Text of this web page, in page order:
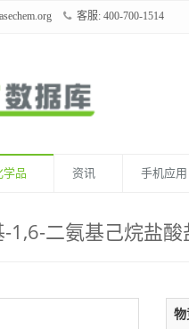
客服: 400-700-1514
学品 资讯 手机应用
1,6-二氨基己烷盐酸
物